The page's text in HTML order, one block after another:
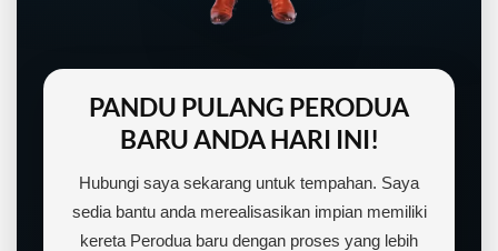
PANDU PULANG PERODUA
BARU ANDA HARI INI!
Hubungi saya sekarang untuk tempahan. Saya
sedia bantu anda merealisasikan impian memiliki
kereta Perodua baru dengan proses yang lebih